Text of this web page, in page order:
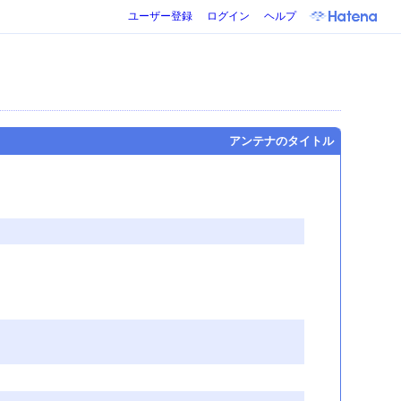
ユーザー登録 ログイン ヘルプ
アンテナのタイトル